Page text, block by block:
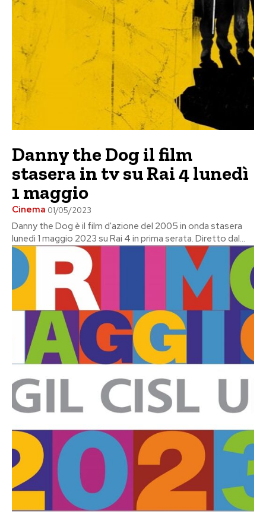
Danny the Dog il film
stasera in tv su Rai 4 lunedì
1 maggio
Cinema 01/05/2023
Danny the Dog è il film d'azione del 2005 in onda stasera
lunedì 1 maggio 2023 su Rai 4 in prima serata. Diretto dal...